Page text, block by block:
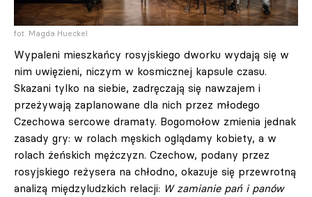
fot. Magda Hueckel
Wypaleni mieszkańcy rosyjskiego dworku wydają się w
nim uwięzieni, niczym w kosmicznej kapsule czasu.
Skazani tylko na siebie, zadręczają się nawzajem i
przeżywają zaplanowane dla nich przez młodego
Czechowa sercowe dramaty. Bogomołow zmienia jednak
zasady gry: w rolach męskich oglądamy kobiety, a w
rolach żeńskich mężczyzn. Czechow, podany przez
rosyjskiego reżysera na chłodno, okazuje się przewrotną
analizą międzyludzkich relacji: W zamianie pań i panów